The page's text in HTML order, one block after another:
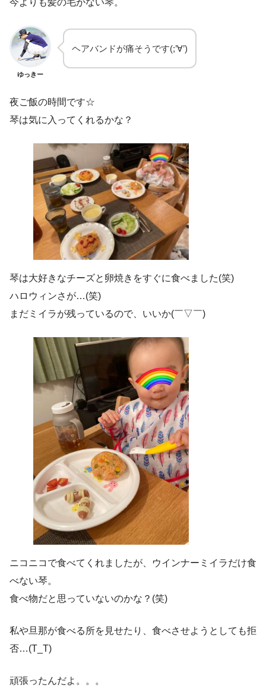
ゆっきー
ヘアバンドが痛そうです(;’∀’)
夜ご飯の時間です☆
琴は気に入ってくれるかな？
琴は大好きなチーズと卵焼きをすぐに食べました(笑)
ハロウィンさが…(笑)
まだミイラが残っているので、いいか(￣▽￣)
ニコニコで食べてくれましたが、ウインナーミイラだけ食
べない琴。
食べ物だと思っていないのかな？(笑)
私や旦那が食べる所を見せたり、食べさせようとしても拒
否…(T_T)
頑張ったんだよ。。。